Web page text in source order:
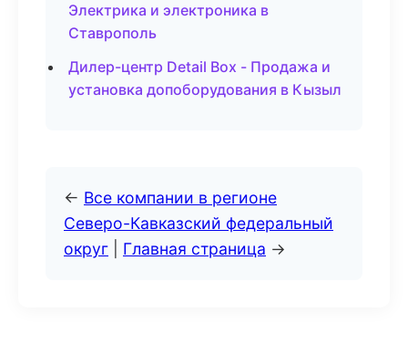
Электрика и электроника в
Ставрополь
Дилер-центр Detail Box - Продажа и
установка допоборудования в Кызыл
← Все компании в регионе
Северо-Кавказский федеральный
округ
Главная страница →